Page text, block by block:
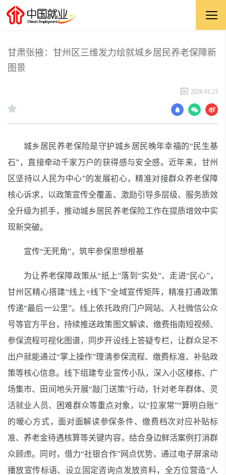
甘肃张掖：甘州区三维发力绘就城乡居民养老保障新
图景
2026.01.23
城乡居民养老保险是守护城乡居民晚年幸福的“民生基
石”，直接牵动千家万户的获得感与安全感。近年来，甘州
区坚持以人民为中心”的发展初心，精准对接群众养老保障
核心诉求，以政策宣传全覆盖、激励引导多层级、服务质效
全升级为抓手，推动城乡居民养老保险工作在提质增效中实
现新突破。
宣传“无死角”，筑牢参保思想根基
为让养老保障政策从“纸上”落到“实处”、走进“民心”，
甘州区精心搭建“线上+线下”全域宣传矩阵，精准打通政策
传递“最后一公里”。线上依托政府门户网站、人社微信公众
号等官方平台，持续推送政策图文解读、缴费指南短视频、
参保流程可视化图谱，同步开设线上答疑专栏，让群众足不
出户就能通过“掌上操作”理清参保流程、缴费标准、补贴政
策等核心信息。线下组建专业宣传小队，深入小区楼栋、广
场集市、田间地头开展“敲门送策”行动，针对老年群体、灵
活就业人员、困难群众等重点对象，以“拉家常”“算明白账”
的暖心方式，面对面解读参保条件、缴费档次对应补贴标
准、养老金待遇核算等关键内容，结合身边鲜活案例打消群
众顾虑。同时，借力“社银合作”网点优势，通过电子屏滚动
播放宣传标语、设立固定咨询点发放资料，全方位营造“人